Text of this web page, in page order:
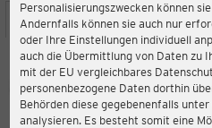
Personalisierungszwecken können
Andernfalls können sie auch nur
oder Ihre Einstellungen individuell
auch die Übermittlung von Daten zu
mit der EU vergleichbares
personenbezogene Daten dorthin
Behörden diese gegebenenfalls
analysieren. Es besteht somit eine
STANDORT SERVICES
Ernsting's family
Reichenstraße 18, 02625